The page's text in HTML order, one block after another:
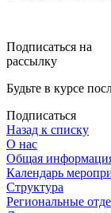
Подписаться на
рассылку
Будьте в курсе
Подписаться
Назад к списку
О нас
Общая
Календарь
Структура
Региональные